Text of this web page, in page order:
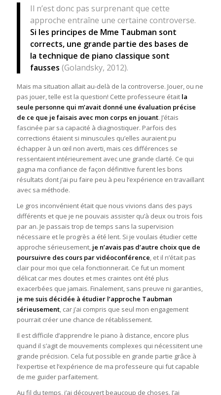
Il n’est donc pas surprenant que cette
approche entraîne une certaine controverse.
Si les principes de Mme Taubman sont
corrects, une grande partie des bases de
la technique de piano classique sont
fausses (Golandsky, 2012).
Mais ma situation allait au-delà de la controverse. Jouer, ou ne
pas jouer, telle est la question! Cette professeure était la
seule personne qui m’avait donné une évaluation précise
de ce que je faisais avec mon corps en jouant. J’étais
fascinée par sa capacité à diagnostiquer. Parfois des
corrections étaient si minuscules qu’elles auraient pu
échapper à un œil non averti, mais ces différences se
ressentaient intérieurement avec une grande clarté. Ce qui
gagna ma confiance de façon définitive furent les bons
résultats dont j’ai pu faire peu à peu l’expérience en travaillant
avec sa méthode.
Le gros inconvénient était que nous vivions dans des pays
différents et que je ne pouvais assister qu’à deux ou trois fois
par an. Je passais trop de temps sans la supervision
nécessaire et le progrès a été lent. Si je voulais étudier cette
approche sérieusement, je n’avais pas d’autre choix que de
poursuivre des cours par vidéoconférence, et il n’était pas
clair pour moi que cela fonctionnerait. Ce fut un moment
délicat car mes doutes et mes craintes ont été plus
exacerbées que jamais. Finalement, sans preuve ni garanties,
je me suis décidée à étudier l’approche Taubman
sérieusement, car j’ai compris que seul mon engagement
pourrait créer une chance de rétablissement.
Il est difficile d’apprendre le piano à distance, encore plus
quand il s’agit de mouvements complexes qui nécessitent une
grande précision. Cela fut possible en grande partie grâce à
l’expertise et l’expérience de ma professeure qui fut capable
de me guider parfaitement.
Au fil du temps, j’ai découvert beaucoup de choses. J’ai